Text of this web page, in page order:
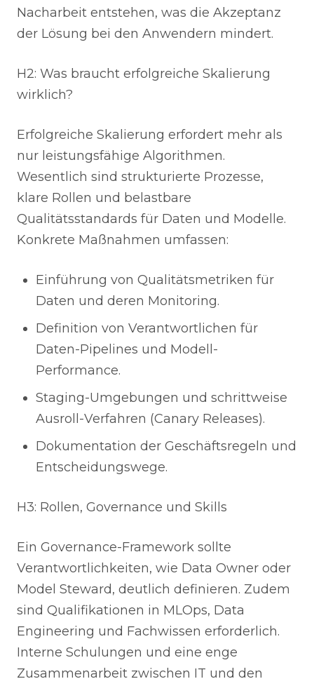
Nacharbeit entstehen, was die Akzeptanz
der Lösung bei den Anwendern mindert.
H2: Was braucht erfolgreiche Skalierung
wirklich?
Erfolgreiche Skalierung erfordert mehr als
nur leistungsfähige Algorithmen.
Wesentlich sind strukturierte Prozesse,
klare Rollen und belastbare
Qualitätsstandards für Daten und Modelle.
Konkrete Maßnahmen umfassen:
Einführung von Qualitätsmetriken für
Daten und deren Monitoring.
Definition von Verantwortlichen für
Daten-Pipelines und Modell-
Performance.
Staging-Umgebungen und schrittweise
Ausroll-Verfahren (Canary Releases).
Dokumentation der Geschäftsregeln und
Entscheidungswege.
H3: Rollen, Governance und Skills
Ein Governance-Framework sollte
Verantwortlichkeiten, wie Data Owner oder
Model Steward, deutlich definieren. Zudem
sind Qualifikationen in MLOps, Data
Engineering und Fachwissen erforderlich.
Interne Schulungen und eine enge
Zusammenarbeit zwischen IT und den